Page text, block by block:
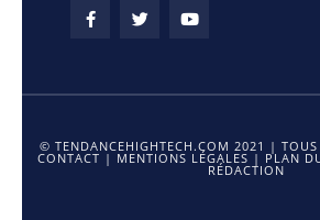
© TENDANCEHIGHTECH.COM 2021 | TOUS
CONTACT | MENTIONS LÉGALES | PLAN
RÉDACTION